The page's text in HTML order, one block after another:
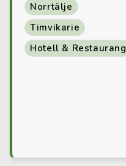
Norrtälje
Timvikarie
Hotell & Restaurang